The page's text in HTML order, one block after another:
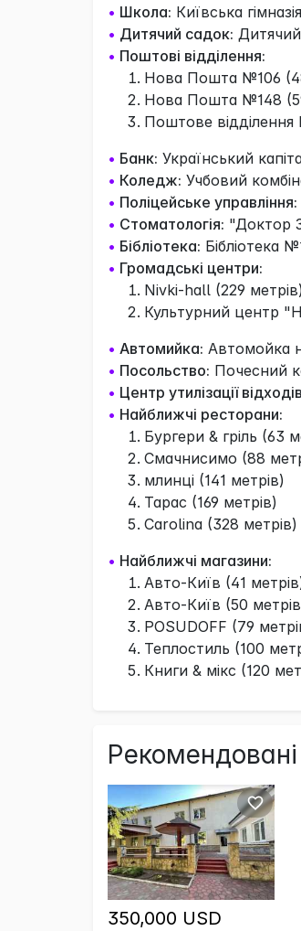
• Школа: Київська
• Дитячий садок:
• Поштові відділення:
Нова Пошта №106
Нова Пошта №148
Поштове
• Банк: Український
• Коледж: Учбовий
• Поліцейське управління:
• Стоматологія: "Доктор
• Бібліотека: Бібліотека
• Громадські центри:
Nivki-hall (229
Культурний центр
• Автомийка: Автомойка
• Посольство: Почесний
• Центр утилізації
• Найближчі ресторани:
Бургери & гріль (63
Смачнисимо (88
млинці (141 метрів)
Тарас (169 метрів)
Carolina (328 метрів)
• Найближчі магазини:
Авто-Київ (41
Авто-Київ (50
POSUDOFF (79
Теплостиль (100
Книги & мікс (120
350,000 USD